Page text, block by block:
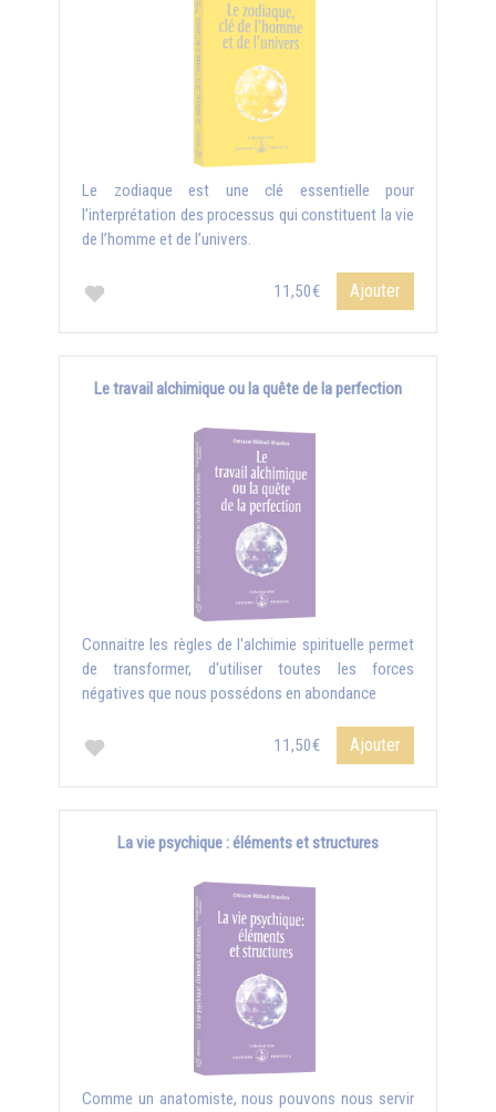
Le zodiaque est une clé essentielle pour
l’interprétation des processus qui constituent la vie
de l’homme et de l’univers.
11,50€ Ajouter
Le travail alchimique ou la quête de la perfection
Connaitre les règles de l'alchimie spirituelle permet
de transformer, d'utiliser toutes les forces
négatives que nous possédons en abondance
11,50€ Ajouter
La vie psychique : éléments et structures
Comme un anatomiste, nous pouvons nous servir